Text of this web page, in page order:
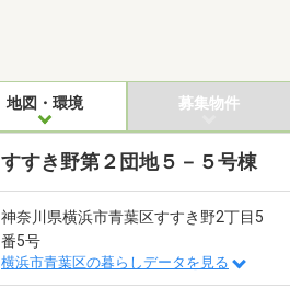
地図・環境 募集物件
すすき野第２団地５－５号棟
神奈川県横浜市青葉区すすき野2丁目5
番5号
横浜市青葉区の暮らしデータを見る